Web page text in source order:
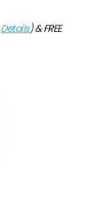
Details)&FREE